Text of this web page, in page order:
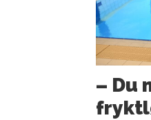
– Du